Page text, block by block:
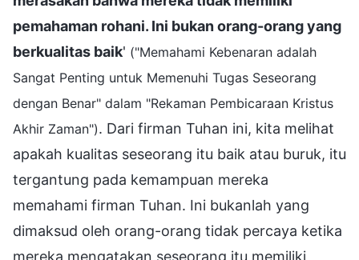
pemahaman rohani. Ini bukan orang-orang yang
berkualitas baik' ("Memahami Kebenaran adalah
Sangat Penting untuk Memenuhi Tugas Seseorang
dengan Benar" dalam "Rekaman Pembicaraan Kristus
Akhir Zaman"). Dari firman Tuhan ini, kita melihat
apakah kualitas seseorang itu baik atau buruk, itu
tergantung pada kemampuan mereka
memahami firman Tuhan. Ini bukanlah yang
dimaksud oleh orang-orang tidak percaya ketika
mereka mengatakan seseorang itu memiliki